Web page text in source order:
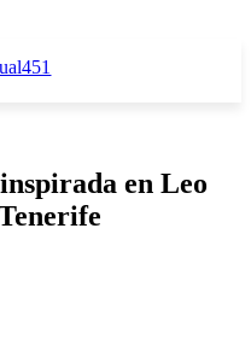
en Leo